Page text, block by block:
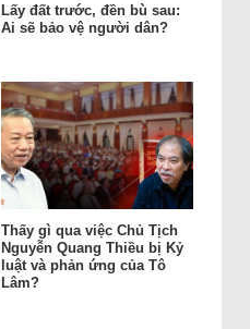
Lấy đất trước, đền bù sau:
Ai sẽ bảo vệ người dân?
Thấy gì qua việc Chủ Tịch
Nguyễn Quang Thiều bị Kỷ
luật và phản ứng của Tô
Lâm?